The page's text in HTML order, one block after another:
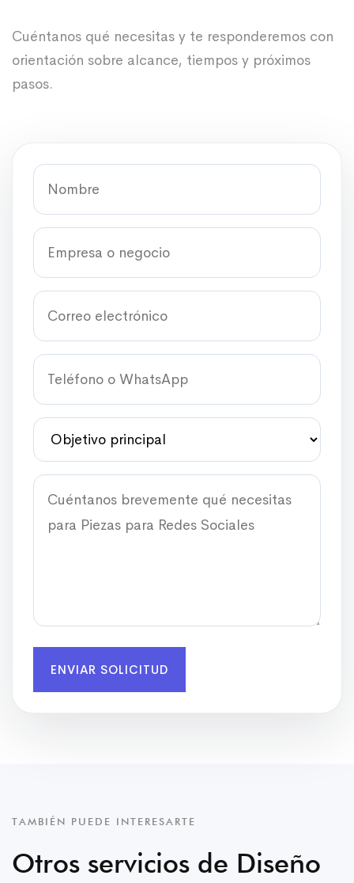
Cuéntanos qué necesitas y te responderemos con
orientación sobre alcance, tiempos y próximos
pasos.
ENVIAR SOLICITUD
TAMBIÉN PUEDE INTERESARTE
Otros servicios de Diseño